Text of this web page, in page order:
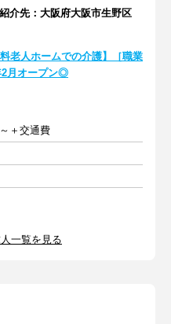
介先：大阪府大阪市生野区
料老人ホームでの介護】［職業
2月オープン◎
＋交通費
一覧を見る